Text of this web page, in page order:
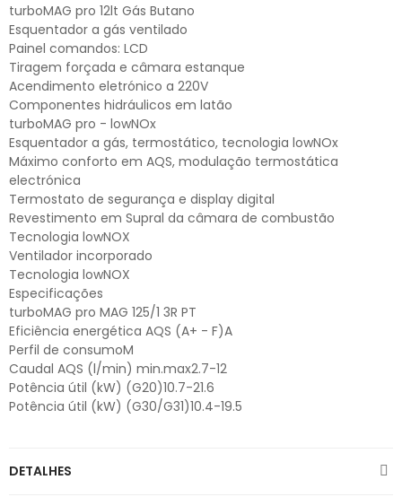
turboMAG pro 12lt Gás Butano
Esquentador a gás ventilado
Painel comandos: LCD
Tiragem forçada e câmara estanque
Acendimento eletrónico a 220V
Componentes hidráulicos em latão
turboMAG pro - lowNOx
Esquentador a gás, termostático, tecnologia lowNOx
Máximo conforto em AQS, modulação termostática
electrónica
Termostato de segurança e display digital
Revestimento em Supral da câmara de combustão
Tecnologia lowNOX
Ventilador incorporado
Tecnologia lowNOX
Especificações
turboMAG pro MAG 125/1 3R PT
Eficiência energética AQS (A+ - F)A
Perfil de consumoM
Caudal AQS (l/min) min.max2.7-12
Potência útil (kW) (G20)10.7-21.6
Potência útil (kW) (G30/G31)10.4-19.5
DETALHES